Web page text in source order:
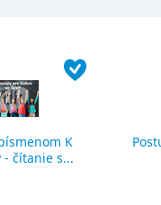
K
- čítanie s...